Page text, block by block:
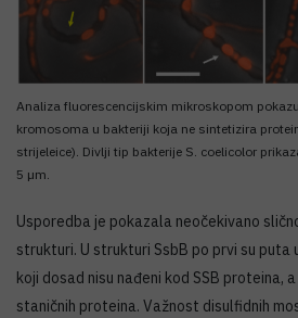
Analiza fluorescencijskim mikroskopom
kromosoma u bakteriji koja ne sintetizira
strijeleice). Divlji tip bakterije S. coelicolor
5 µm.
Usporedba je pokazala neočekivano
strukturi. U strukturi SsbB po prvi su puta
koji dosad nisu nađeni kod SSB proteina,
staničnih proteina. Važnost disulfidnih